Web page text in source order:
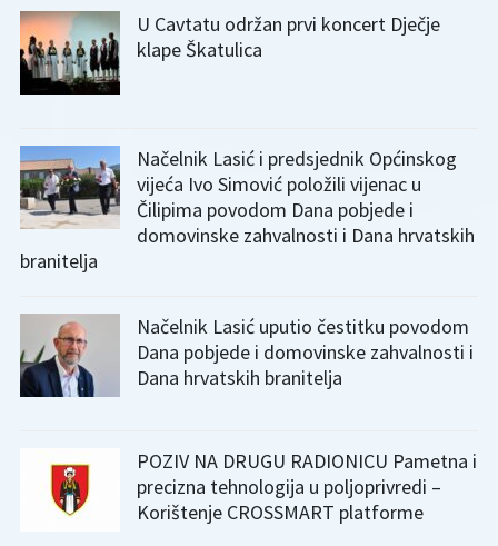
U Cavtatu održan prvi koncert Dječje
klape Škatulica
Načelnik Lasić i predsjednik Općinskog
vijeća Ivo Simović položili vijenac u
Čilipima povodom Dana pobjede i
domovinske zahvalnosti i Dana hrvatskih
branitelja
Načelnik Lasić uputio čestitku povodom
Dana pobjede i domovinske zahvalnosti i
Dana hrvatskih branitelja
POZIV NA DRUGU RADIONICU Pametna i
precizna tehnologija u poljoprivredi –
Korištenje CROSSMART platforme